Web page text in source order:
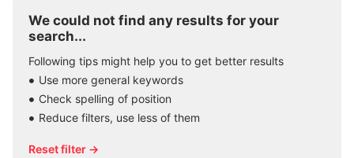
We could not find any results for your
search...
Following tips might help you to get better results
Use more general keywords
Check spelling of position
Reduce filters, use less of them
Reset filter →